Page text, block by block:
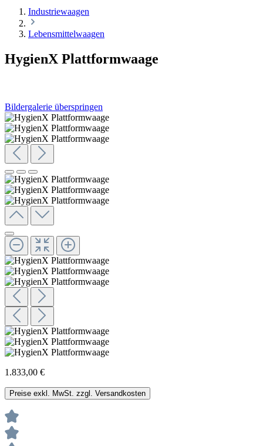
Industriewaagen
Lebensmittelwaagen
HygienX Plattformwaage
Bildergalerie überspringen
1.833,00 €
Preise exkl. MwSt. zzgl. Versandkosten